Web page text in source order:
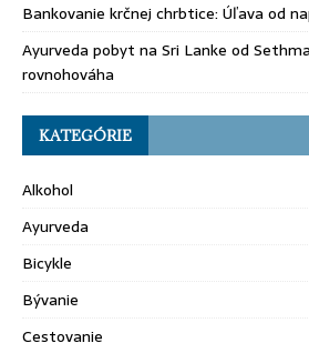
Bankovanie krčnej chrbtice: Úľava od
Ayurveda pobyt na Sri Lanke od
rovnohováha
KATEGÓRIE
Alkohol
Ayurveda
Bicykle
Bývanie
Cestovanie